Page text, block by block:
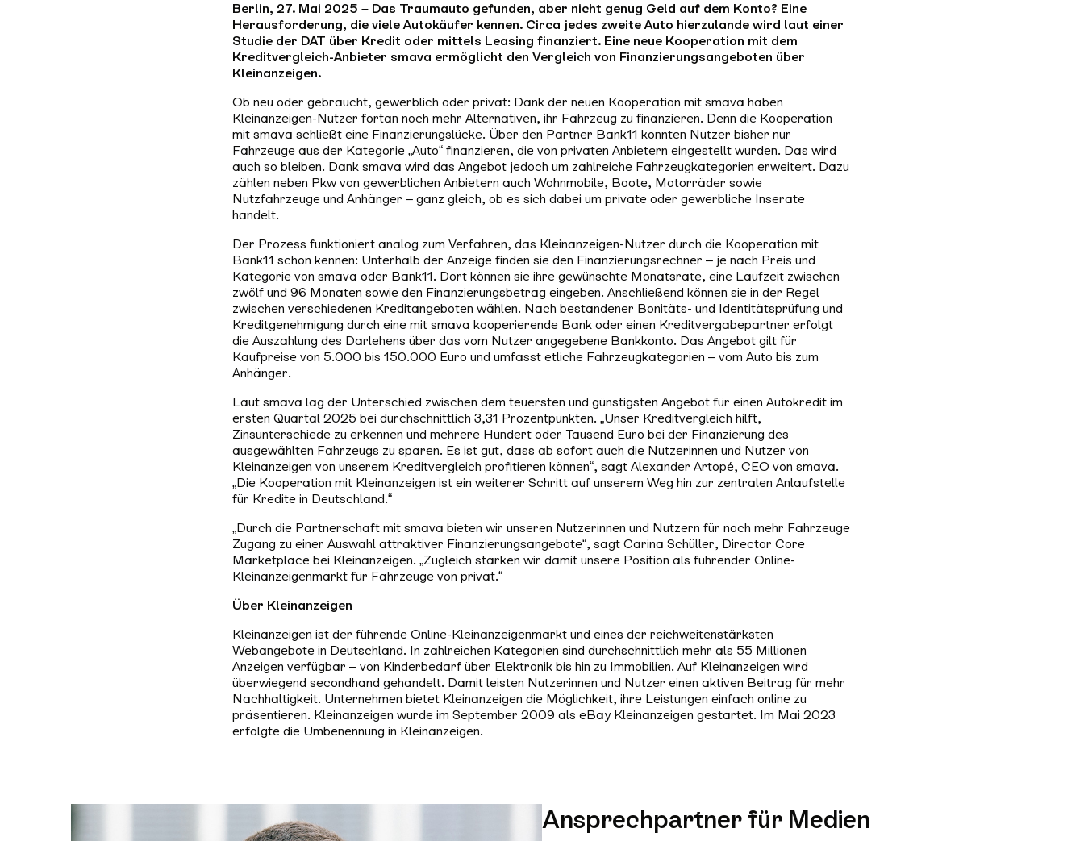
Berlin, 27. Mai 2025 – Das Traumauto gefunden, aber nicht genug Geld auf dem Konto? Eine
Herausforderung, die viele Autokäufer kennen. Circa jedes zweite Auto hierzulande wird laut einer
Studie der DAT über Kredit oder mittels Leasing finanziert. Eine neue Kooperation mit dem
Kreditvergleich-Anbieter smava ermöglicht den Vergleich von Finanzierungsangeboten über
Kleinanzeigen.
Ob neu oder gebraucht, gewerblich oder privat: Dank der neuen Kooperation mit smava haben
Kleinanzeigen-Nutzer fortan noch mehr Alternativen, ihr Fahrzeug zu finanzieren. Denn die Kooperation
mit smava schließt eine Finanzierungslücke. Über den Partner Bank11 konnten Nutzer bisher nur
Fahrzeuge aus der Kategorie „Auto“ finanzieren, die von privaten Anbietern eingestellt wurden. Das wird
auch so bleiben. Dank smava wird das Angebot jedoch um zahlreiche Fahrzeugkategorien erweitert. Dazu
zählen neben Pkw von gewerblichen Anbietern auch Wohnmobile, Boote, Motorräder sowie
Nutzfahrzeuge und Anhänger – ganz gleich, ob es sich dabei um private oder gewerbliche Inserate
handelt.
Der Prozess funktioniert analog zum Verfahren, das Kleinanzeigen-Nutzer durch die Kooperation mit
Bank11 schon kennen: Unterhalb der Anzeige finden sie den Finanzierungsrechner – je nach Preis und
Kategorie von smava oder Bank11. Dort können sie ihre gewünschte Monatsrate, eine Laufzeit zwischen
zwölf und 96 Monaten sowie den Finanzierungsbetrag eingeben. Anschließend können sie in der Regel
zwischen verschiedenen Kreditangeboten wählen. Nach bestandener Bonitäts- und Identitätsprüfung und
Kreditgenehmigung durch eine mit smava kooperierende Bank oder einen Kreditvergabepartner erfolgt
die Auszahlung des Darlehens über das vom Nutzer angegebene Bankkonto. Das Angebot gilt für
Kaufpreise von 5.000 bis 150.000 Euro und umfasst etliche Fahrzeugkategorien – vom Auto bis zum
Anhänger.
Laut smava lag der Unterschied zwischen dem teuersten und günstigsten Angebot für einen Autokredit im
ersten Quartal 2025 bei durchschnittlich 3,31 Prozentpunkten. „Unser Kreditvergleich hilft,
Zinsunterschiede zu erkennen und mehrere Hundert oder Tausend Euro bei der Finanzierung des
ausgewählten Fahrzeugs zu sparen. Es ist gut, dass ab sofort auch die Nutzerinnen und Nutzer von
Kleinanzeigen von unserem Kreditvergleich profitieren können“, sagt Alexander Artopé, CEO von smava.
„Die Kooperation mit Kleinanzeigen ist ein weiterer Schritt auf unserem Weg hin zur zentralen Anlaufstelle
für Kredite in Deutschland.“
„Durch die Partnerschaft mit smava bieten wir unseren Nutzerinnen und Nutzern für noch mehr Fahrzeuge
Zugang zu einer Auswahl attraktiver Finanzierungsangebote“, sagt Carina Schüller, Director Core
Marketplace bei Kleinanzeigen. „Zugleich stärken wir damit unsere Position als führender Online-
Kleinanzeigenmarkt für Fahrzeuge von privat.“
Über Kleinanzeigen
Kleinanzeigen ist der führende Online-Kleinanzeigenmarkt und eines der reichweitenstärksten
Webangebote in Deutschland. In zahlreichen Kategorien sind durchschnittlich mehr als 55 Millionen
Anzeigen verfügbar – von Kinderbedarf über Elektronik bis hin zu Immobilien. Auf Kleinanzeigen wird
überwiegend secondhand gehandelt. Damit leisten Nutzerinnen und Nutzer einen aktiven Beitrag für mehr
Nachhaltigkeit. Unternehmen bietet Kleinanzeigen die Möglichkeit, ihre Leistungen einfach online zu
präsentieren. Kleinanzeigen wurde im September 2009 als eBay Kleinanzeigen gestartet. Im Mai 2023
erfolgte die Umbenennung in Kleinanzeigen.
Ansprechpartner für Medien